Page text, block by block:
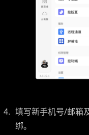
填写新手机号/邮箱
绑。